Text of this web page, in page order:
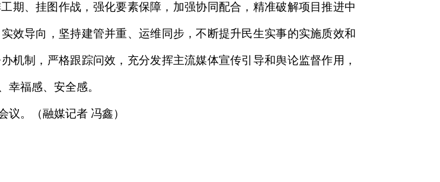
期、挂图作战，强化要素保障，加强协同配合，精准破解项目推进中
效导向，坚持建管并重、运维同步，不断提升民生实事的实施质效和
机制，严格跟踪问效，充分发挥主流媒体宣传引导和舆论监督作用，
幸福感、安全感。
。（融媒记者 冯鑫）